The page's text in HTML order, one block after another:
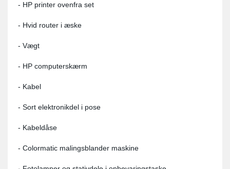
- HP printer ovenfra set
- Hvid router i æske
- Vægt
- HP computerskærm
- Kabel
- Sort elektronikdel i pose
- Kabeldåse
- Colormatic malingsblander maskine